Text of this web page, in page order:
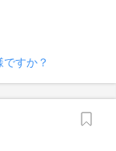
すか？